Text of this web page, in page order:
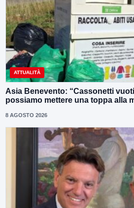
ATTUALITÀ
Asia Benevento: “Cassonetti
possiamo mettere una toppa alla
8 AGOSTO 2026